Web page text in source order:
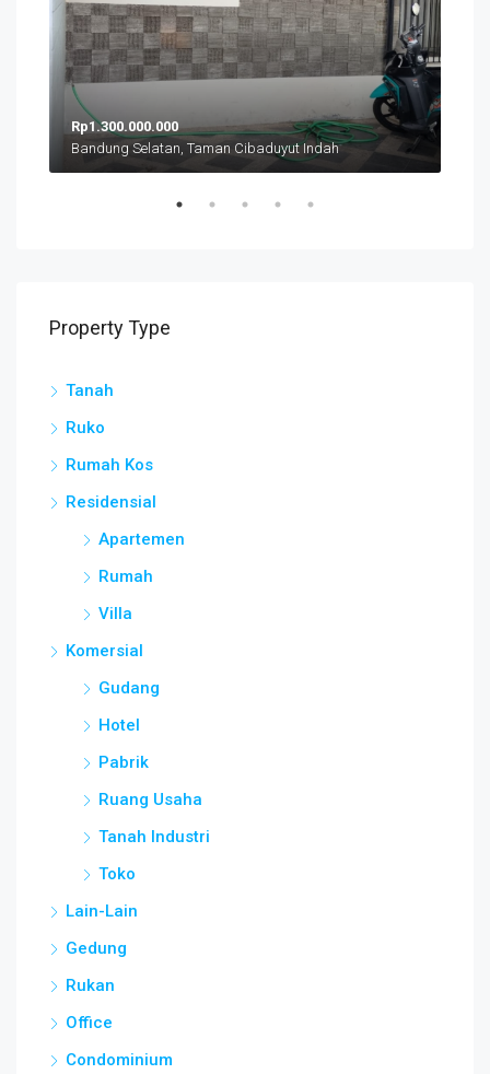
Rp1.300.000.000
Bandung Selatan, Taman Cibaduyut Indah
Property Type
Tanah
Ruko
Rumah Kos
Residensial
Apartemen
Rumah
Villa
Komersial
Gudang
Hotel
Pabrik
Ruang Usaha
Tanah Industri
Toko
Lain-Lain
Gedung
Rukan
Office
Condominium